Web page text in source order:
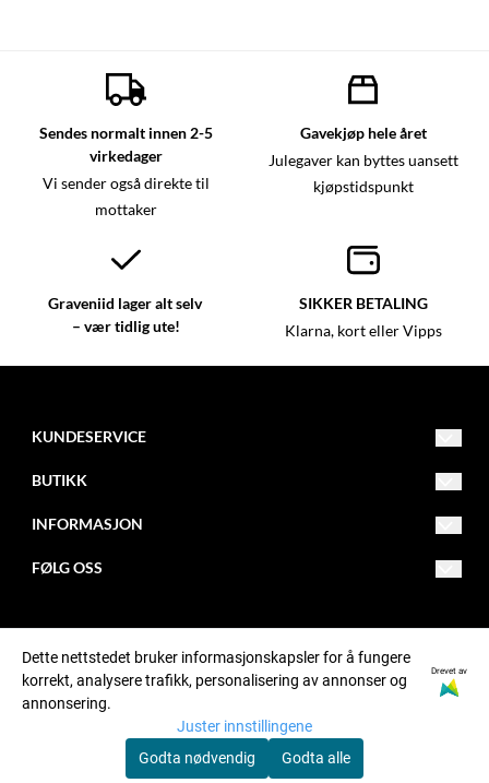
Sendes normalt innen 2-5
virkedager
Vi sender også direkte til
mottaker
Gavekjøp hele året
Julegaver kan byttes uansett
kjøpstidspunkt
Graveniid lager alt selv
– vær tidlig ute!
SIKKER BETALING
Klarna, kort eller Vipps
KUNDESERVICE
kundeservice@graveniid.no
Jorbajeakkáš 24, 9731 Karasjok
Postadresse: Graveniid, Postboks 1152, N-9504 ALTA
BUTIKK
INFORMASJON
Om oss
Butikker
Ofte stilte spørsmål
FØLG OSS
Instagram
Tiktok
© Graveniid org. nr. MVA911701081NO
Dette nettstedet bruker informasjonskapsler for å fungere
korrekt, analysere trafikk, personalisering av annonser og
annonsering.
Drevet av
Juster innstillingene
Godta nødvendig
Godta alle